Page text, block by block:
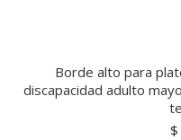
Borde alto para
discapacidad adulto
$